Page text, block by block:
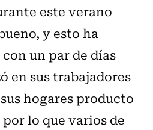
este verano
y esto ha
un par de días
en sus trabajadores
hogares producto
lo que varios de